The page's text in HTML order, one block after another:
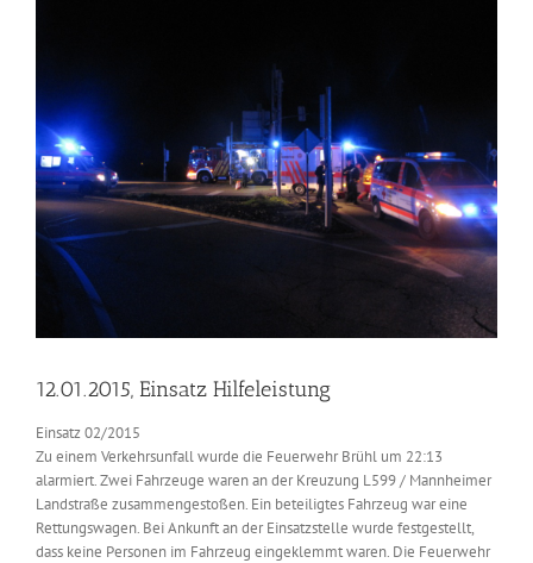
12.01.2015, Einsatz Hilfeleistung
Einsatz 02/2015
Zu einem Verkehrsunfall wurde die Feuerwehr Brühl um 22:13
alarmiert. Zwei Fahrzeuge waren an der Kreuzung L599 / Mannheimer
Landstraße zusammengestoßen. Ein beteiligtes Fahrzeug war eine
Rettungswagen. Bei Ankunft an der Einsatzstelle wurde festgestellt,
dass keine Personen im Fahrzeug eingeklemmt waren. Die Feuerwehr